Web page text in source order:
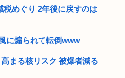
税めぐり 2年後に戻すのは
に煽られて転倒www
高まる核リスク 被爆者減る